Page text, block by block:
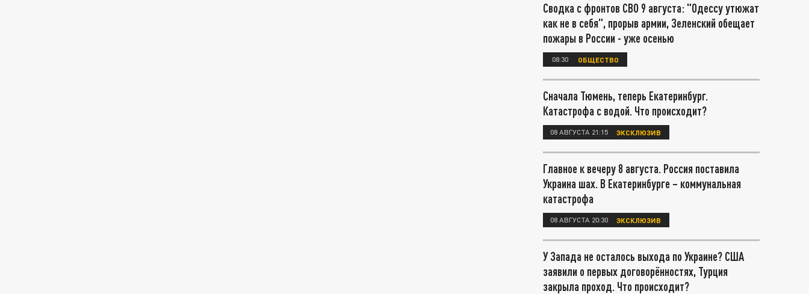
Сводка с фронтов СВО 9 августа: "Одессу утюжат
как не в себя", прорыв армии, Зеленский обещает
пожары в России - уже осенью
08:30 ОБЩЕСТВО
Сначала Тюмень, теперь Екатеринбург.
Катастрофа с водой. Что происходит?
08 АВГУСТА 21:15 ЭКСКЛЮЗИВ
Главное к вечеру 8 августа. Россия поставила
Украина шах. В Екатеринбурге – коммунальная
катастрофа
08 АВГУСТА 20:30 ЭКСКЛЮЗИВ
У Запада не осталось выхода по Украине? США
заявили о первых договорённостях, Турция
закрыла проход. Что происходит?